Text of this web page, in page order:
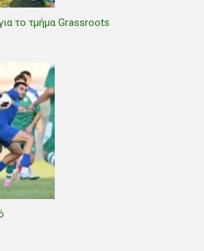
το τμήμα Grassroots